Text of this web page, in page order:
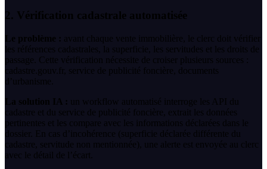
2. Vérification cadastrale automatisée
Le problème : avant chaque vente immobilière, le clerc doit vérifier
les références cadastrales, la superficie, les servitudes et les droits de
passage. Cette vérification nécessite de croiser plusieurs sources :
cadastre.gouv.fr, service de publicité foncière, documents
d’urbanisme.
La solution IA : un workflow automatisé interroge les API du
cadastre et du service de publicité foncière, extrait les données
pertinentes et les compare avec les informations déclarées dans le
dossier. En cas d’incohérence (superficie déclarée différente du
cadastre, servitude non mentionnée), une alerte est envoyée au clerc
avec le détail de l’écart.